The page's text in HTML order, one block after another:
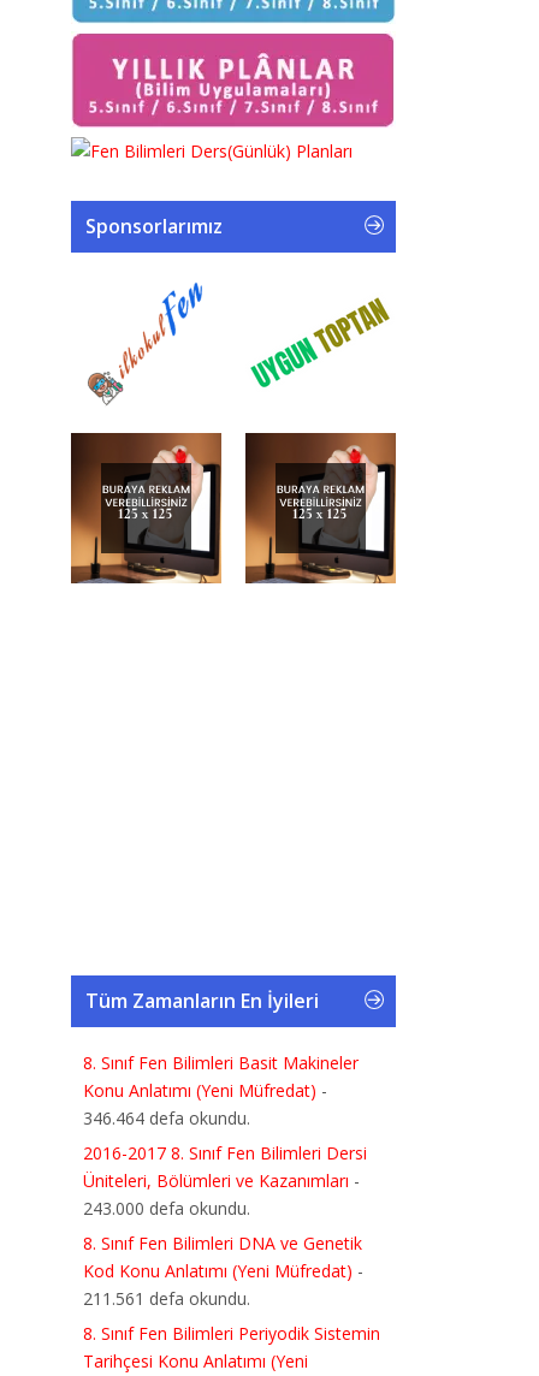
Sponsorlarımız
Tüm Zamanların En İyileri
8. Sınıf Fen Bilimleri Basit Makineler
Konu Anlatımı (Yeni Müfredat) -
346.464 defa okundu.
2016-2017 8. Sınıf Fen Bilimleri Dersi
Üniteleri, Bölümleri ve Kazanımları -
243.000 defa okundu.
8. Sınıf Fen Bilimleri DNA ve Genetik
Kod Konu Anlatımı (Yeni Müfredat) -
211.561 defa okundu.
8. Sınıf Fen Bilimleri Periyodik Sistemin
Tarihçesi Konu Anlatımı (Yeni